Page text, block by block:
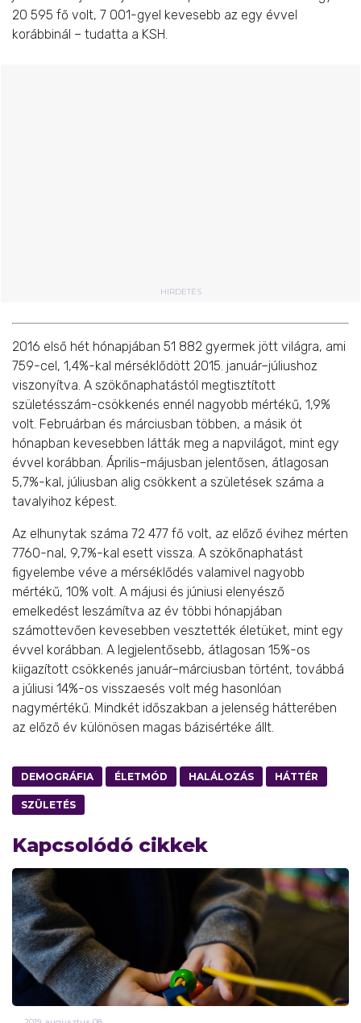
20 595 fő volt, 7 001-gyel kevesebb az egy évvel
korábbinál – tudatta a KSH.
HIRDETÉS
2016 első hét hónapjában 51 882 gyermek jött világra, ami
759-cel, 1,4%-kal mérséklődött 2015. január–júliushoz
viszonyítva. A szökőnaphatástól megtisztított
születésszám-csökkenés ennél nagyobb mértékű, 1,9%
volt. Februárban és márciusban többen, a másik öt
hónapban kevesebben látták meg a napvilágot, mint egy
évvel korábban. Április–májusban jelentősen, átlagosan
5,7%-kal, júliusban alig csökkent a születések száma a
tavalyihoz képest.
Az elhunytak száma 72 477 fő volt, az előző évihez mérten
7760-nal, 9,7%-kal esett vissza. A szökőnaphatást
figyelembe véve a mérséklődés valamivel nagyobb
mértékű, 10% volt. A májusi és júniusi elenyésző
emelkedést leszámítva az év többi hónapjában
számottevően kevesebben vesztették életüket, mint egy
évvel korábban. A legjelentősebb, átlagosan 15%-os
kiigazított csökkenés január–márciusban történt, továbbá
a júliusi 14%-os visszaesés volt még hasonlóan
nagymértékű. Mindkét időszakban a jelenség hátterében
az előző év különösen magas bázisértéke állt.
DEMOGRÁFIA ÉLETMÓD HALÁLOZÁS HÁTTÉR
SZÜLETÉS
Kapcsolódó cikkek